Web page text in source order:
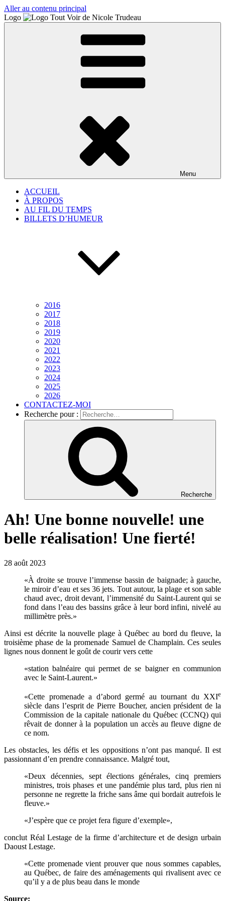
Aller au contenu principal
Logo
Menu
ACCUEIL
À PROPOS
AU FIL DU TEMPS
BILLETS D’HUMEUR
2016
2017
2018
2019
2020
2021
2022
2023
2024
2025
2026
CONTACTEZ-MOI
Recherche pour :
Recherche
Ah! Une bonne nouvelle! une
belle réalisation! Une fierté!
28 août 2023
«À droite se trouve l’immense bassin de baignade; à gauche,
le miroir d’eau et ses 36 jets. Tout autour, la plage et son sable
chaud avec, droit devant, l’immensité du Saint-Laurent qui se
fond dans l’eau des bassins grâce à leur bord infini, nivelé au
millimètre près.»
Ainsi est décrite la nouvelle plage à Québec au bord du fleuve, la
troisième phase de la promenade Samuel de Champlain. Ces seules
lignes nous donnent le goût de courir vers cette
«station balnéaire qui permet de se baigner en communion
avec le Saint-Laurent.»
«Cette promenade a d’abord germé au tournant du XXIe
siècle dans l’esprit de Pierre Boucher, ancien président de la
Commission de la capitale nationale du Québec (CCNQ) qui
rêvait de donner à la population un accès au fleuve digne de
ce nom.
Les obstacles, les défis et les oppositions n’ont pas manqué. Il est
passionnant d’en prendre connaissance. Malgré tout,
«Deux décennies, sept élections générales, cinq premiers
ministres, trois phases et une pandémie plus tard, plus rien ni
personne ne regrette la friche sans âme qui bordait autrefois le
fleuve.»
«J’espère que ce projet fera figure d’exemple»,
conclut Réal Lestage de la firme d’architecture et de design urbain
Daoust Lestage.
«Cette promenade vient prouver que nous sommes capables,
au Québec, de faire des aménagements qui rivalisent avec ce
qu’il y a de plus beau dans le monde
Source: